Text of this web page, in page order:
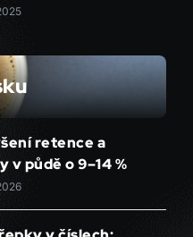
retence a
v půdě o 9–14 %